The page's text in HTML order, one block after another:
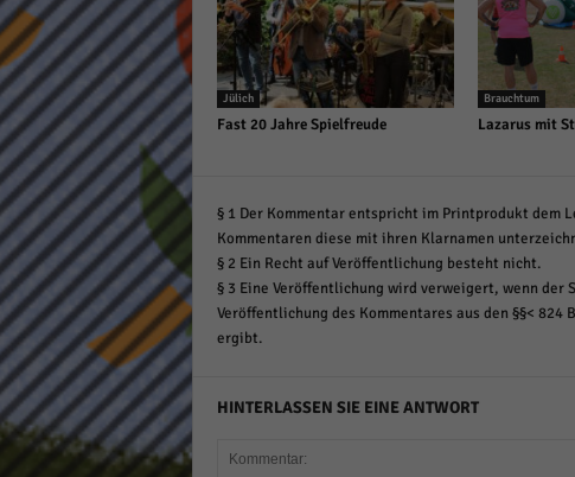
Jülich
Fast 20 Jahre Spielfreude
Brauchtum
Lazarus mit
§ 1 Der Kommentar entspricht im Printprodukt dem
Kommentaren diese mit ihren Klarnamen
§ 2 Ein Recht auf Veröffentlichung besteht nicht.
§ 3 Eine Veröffentlichung wird verweigert, wenn
Veröffentlichung des Kommentares aus den §§< 824
ergibt.
HINTERLASSEN SIE EINE ANTWORT